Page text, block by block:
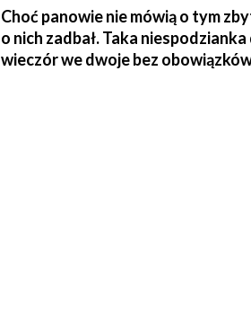
Choć panowie nie mówią o tym
o nich zadbał. Taka
wieczór we dwoje bez